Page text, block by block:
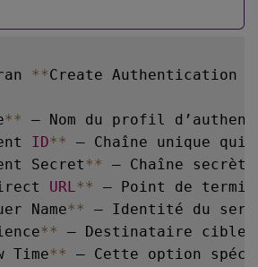
**Create Authentication
**
– Nom du profil
ID**
– Chaîne unique
Secret**
– Chaîne
URL**
– Point de
Name**
– Identité du
**
– Destinataire cible
Time**
– Cette option